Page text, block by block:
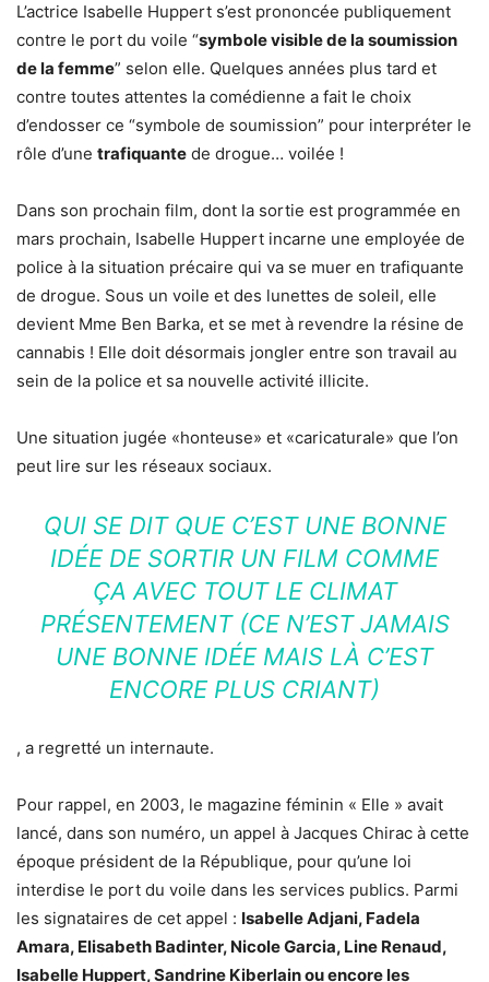
L’actrice Isabelle Huppert s’est prononcée publiquement
contre le port du voile “symbole visible de la soumission
de la femme” selon elle. Quelques années plus tard et
contre toutes attentes la comédienne a fait le choix
d’endosser ce “symbole de soumission” pour interpréter le
rôle d’une trafiquante de drogue… voilée !
Dans son prochain film, dont la sortie est programmée en
mars prochain, Isabelle Huppert incarne une employée de
police à la situation précaire qui va se muer en trafiquante
de drogue. Sous un voile et des lunettes de soleil, elle
devient Mme Ben Barka, et se met à revendre la résine de
cannabis ! Elle doit désormais jongler entre son travail au
sein de la police et sa nouvelle activité illicite.
Une situation jugée «honteuse» et «caricaturale» que l’on
peut lire sur les réseaux sociaux.
QUI SE DIT QUE C’EST UNE BONNE
IDÉE DE SORTIR UN FILM COMME
ÇA AVEC TOUT LE CLIMAT
PRÉSENTEMENT (CE N’EST JAMAIS
UNE BONNE IDÉE MAIS LÀ C’EST
ENCORE PLUS CRIANT)
, a regretté un internaute.
Pour rappel, en 2003, le magazine féminin « Elle » avait
lancé, dans son numéro, un appel à Jacques Chirac à cette
époque président de la République, pour qu’une loi
interdise le port du voile dans les services publics. Parmi
les signataires de cet appel : Isabelle Adjani, Fadela
Amara, Elisabeth Badinter, Nicole Garcia, Line Renaud,
Isabelle Huppert, Sandrine Kiberlain ou encore les